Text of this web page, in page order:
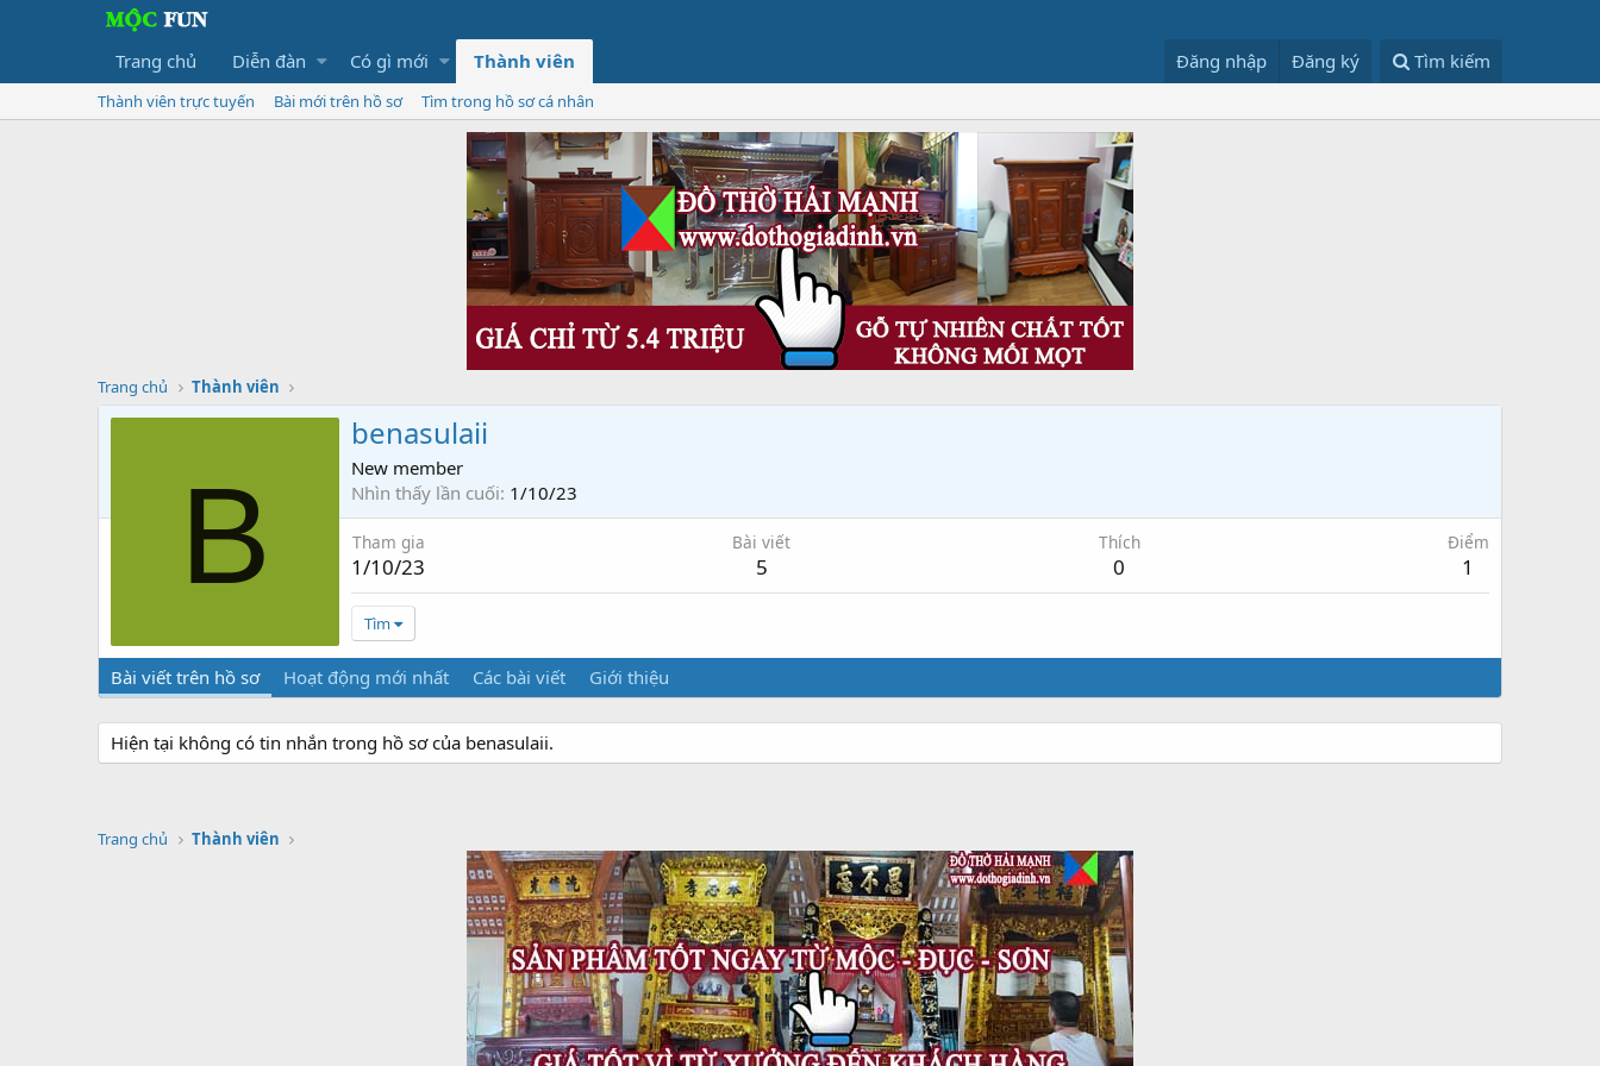
Trang chủ Diễn đàn Có gì mới Thành viên Đăng nhập Đăng ký Tìm kiếm
Thành viên trực tuyến Bài mới trên hồ sơ Tìm trong hồ sơ cá nhân
Trang chủ Thành viên
B
benasulaii
New member
Nhìn thấy lần cuối 1/10/23
Tham gia
1/10/23
Bài viết
5
Thích
0
Điểm
1
Tìm
Bài viết trên hồ sơ Hoạt động mới nhất Các bài viết Giới thiệu
Hiện tại không có tin nhắn trong hồ sơ của benasulaii.
Trang chủ Thành viên